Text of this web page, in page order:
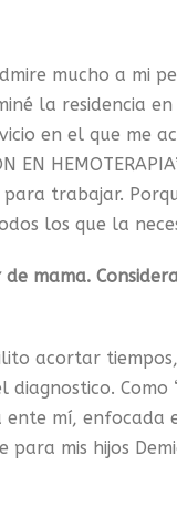
mucho a mi
la residencia
en el que me
EN
trabajar.
los que la
mama.
acortar
Como
mí,
mis hijos